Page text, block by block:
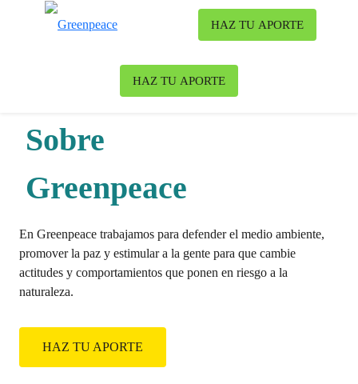
HAZ TU APORTE
HAZ TU APORTE
Sobre
Greenpeace
En Greenpeace trabajamos para defender el medio ambiente,
promover la paz y estimular a la gente para que cambie
actitudes y comportamientos que ponen en riesgo a la
naturaleza.
HAZ TU APORTE